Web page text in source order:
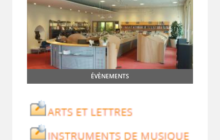
ÉVÈNEMENTS